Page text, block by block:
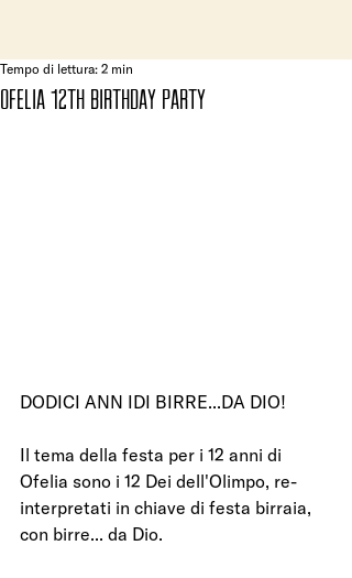
OFELIA 12TH BIRTHDAY PARTY
Tempo di lettura: 2 min
DODICI ANN IDI BIRRE...DA DIO!
Il tema della festa per i 12 anni di
Ofelia sono i 12 Dei dell'Olimpo, re-
interpretati in chiave di festa birraia,
con birre... da Dio.